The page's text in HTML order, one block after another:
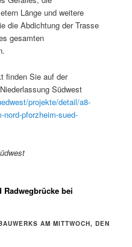
Länge und weitere
die Abdichtung der Trasse
gesamten
finden Sie auf der
Südwest
projekte/detail/a8-
nord-pforzheim-sued-
Radwegbrücke bei
AM MITTWOCH, DEN